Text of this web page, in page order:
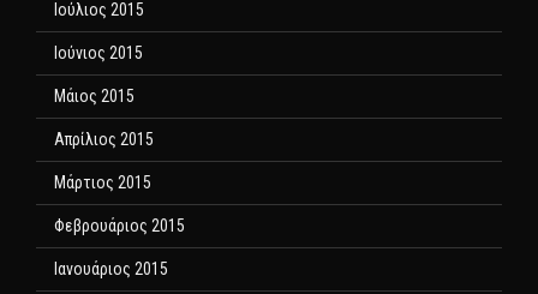
Ιούλιος 2015
Ιούνιος 2015
Μάιος 2015
Απρίλιος 2015
Μάρτιος 2015
Φεβρουάριος 2015
Ιανουάριος 2015